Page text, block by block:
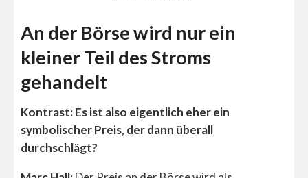
An der Börse wird nur ein
kleiner Teil des Stroms
gehandelt
Kontrast: Es ist also eigentlich eher ein
symbolischer Preis, der dann überall
durchschlägt?